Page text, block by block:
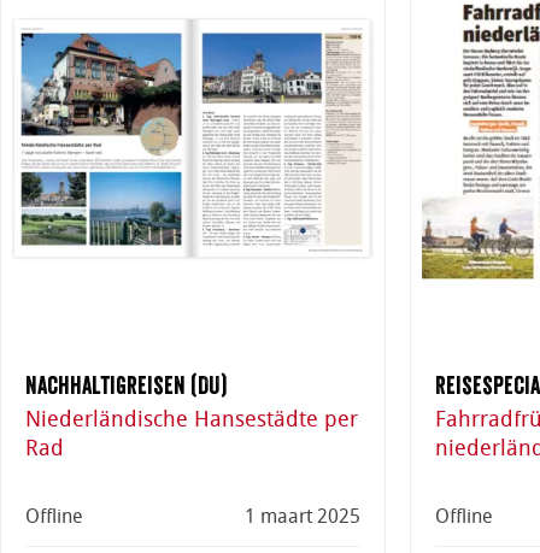
Nachhaltigreisen (DU)
Niederländische Hansestädte per
Rad
Offline 1 maart 2025 Offline